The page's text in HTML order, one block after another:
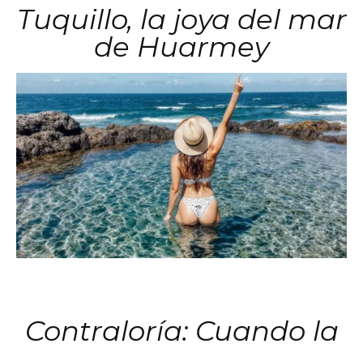
Tuquillo, la joya del mar
de Huarmey
Contraloría: Cuando la